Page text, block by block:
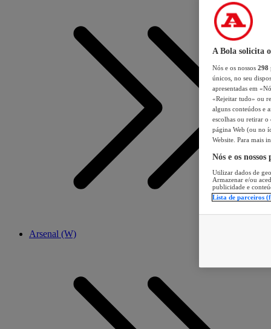
Arsenal (W)
A Bola solicita
Nós e os nossos 298
únicos, no seu
apresentadas em
«Rejeitar tudo» ou
alguns conteúdos e
escolhas ou retirar
página Web (ou no
Website. Para mais
Nós e os
Utilizar dados de
Armazenar e/ou
publicidade e
Lista de parceiros